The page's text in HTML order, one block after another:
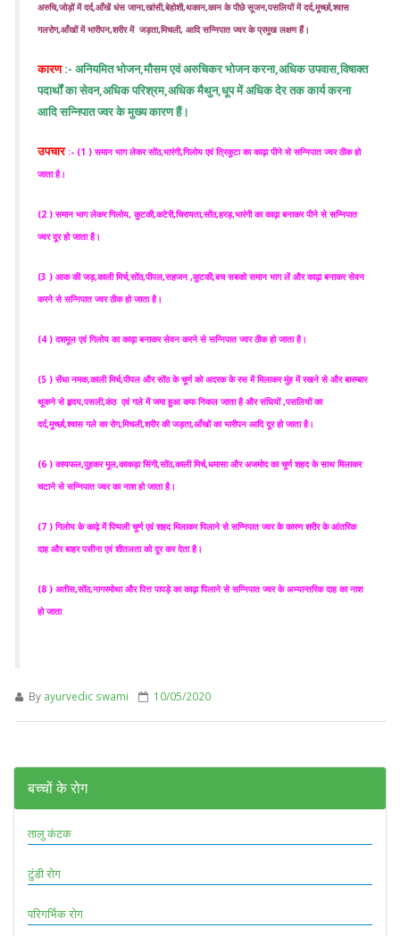
अरुचि,जोड़ों में दर्द,आँखें धंस जाना,खांसी,बेहोशी,थकान,कान के पीछे सूजन,पसलियों में दर्द,मूर्च्छा,श्वास
गलरोग,आँखों में भारीपन,शरीर में जड़ता,मिचली, आदि सन्निपात ज्वर के प्रमुख लक्षण हैं।
कारण:- अनियमित भोजन,मौसम एवं अरुचिकर भोजन करना,अधिक उपवास,विषाक्त
पदार्थों का सेवन,अधिक परिश्रम,अधिक मैथुन,धूप में अधिक देर तक कार्य करना
आदि सन्निपात ज्वर के मुख्य कारण हैं।
उपचार :- (1 ) समान भाग लेकर सोंठ,भारंगी,गिलोय एवं त्रिकुटा का काढ़ा पीने से सन्निपात ज्वर ठीक हो
जाता है।
(2 ) समान भाग लेकर गिलोय, कुटकी,कटेरी,चिरायता,सोंठ,हरड़,भारंगी का काढ़ा बनाकर पीने से सन्निपात
ज्वर दूर हो जाता है।
(3 ) आक की जड़,काली मिर्च,सोंठ,पीपल,सहजन ,कुटकी,बच सबको समान भाग लें और काढ़ा बनाकर सेवन
करने से सन्निपात ज्वर ठीक हो जाता है।
(4 ) दशमूल एवं गिलोय का काढ़ा बनाकर सेवन करने से सन्निपात ज्वर ठीक हो जाता है।
(5 ) सेंधा नमक,काली मिर्च,पीपल और सोंठ के चूर्ण को अदरक के रस में मिलाकर मुंह में रखने से और बारम्बार
थूकने से हृदय,पसली,कंठ एवं गले में जमा हुआ कफ निकल जाता है और संधियों ,पसलियों का
दर्द,मूर्च्छा,श्वास गले का रोग,मिचली,शरीर की जड़ता,आँखों का भारीपन आदि दूर हो जाता है।
(6 ) कायफल,पुहकर मूल,काकड़ा सिंगी,सोंठ,काली मिर्च,धमासा और अजमोद का चूर्ण शहद के साथ मिलाकर
चटाने से सन्निपात ज्वर का नाश हो जाता है।
(7 ) गिलोय के काढ़े में पिप्पली चूर्ण एवं शहद मिलाकर पिलाने से सन्निपात ज्वर के कारण शरीर के आंतरिक
दाह और बाहर पसीना एवं शीतलता को दूर कर देता है।
(8 ) अतीस,सोंठ,नागरमोथा और पित्त पापड़े का काढ़ा पिलाने से सन्निपात ज्वर के अभ्यान्तरिक दाह का नाश
हो जाता
By ayurvedic swami 10/05/2020
बच्चों के रोग
तालु कंटक
टुंडी रोग
परिगर्भिक रोग